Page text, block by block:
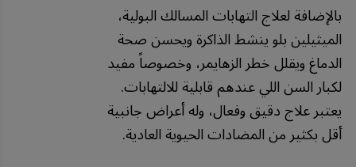
بالإضافة لعلاج التهابات المسالك البولية،
الميثيلين بلو ينشط الذاكرة ويحسن صحة
الدماغ ويقلل خطر الزهايمر، وخصوصاً مفيد
لكبار السن اللي عندهم قابلية للالتهابات.
يعتبر علاج دقيق وفعال، وله أعراض جانبية
أقل بكثير من المضادات الحيوية العادية.